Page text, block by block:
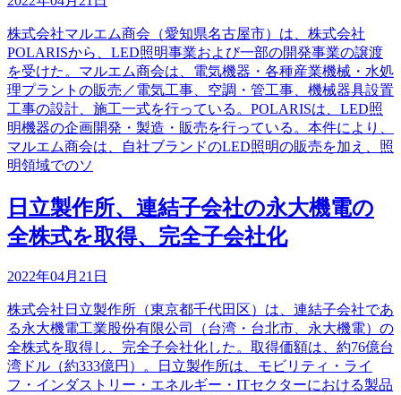
株式会社マルエム商会（愛知県名古屋市）は、株式会社
POLARISから、LED照明事業および一部の開発事業の譲渡
を受けた。マルエム商会は、電気機器・各種産業機械・水処
理プラントの販売／電気工事、空調・管工事、機械器具設置
工事の設計、施工一式を行っている。POLARISは、LED照
明機器の企画開発・製造・販売を行っている。本件により、
マルエム商会は、自社ブランドのLED照明の販売を加え、照
明領域でのソ
日立製作所、連結子会社の永大機電の
全株式を取得、完全子会社化
2022年04月21日
株式会社日立製作所（東京都千代田区）は、連結子会社であ
る永大機電工業股份有限公司（台湾・台北市、永大機電）の
全株式を取得し、完全子会社化した。取得価額は、約76億台
湾ドル（約333億円）。日立製作所は、モビリティ・ライ
フ・インダストリー・エネルギー・ITセクターにおける製品